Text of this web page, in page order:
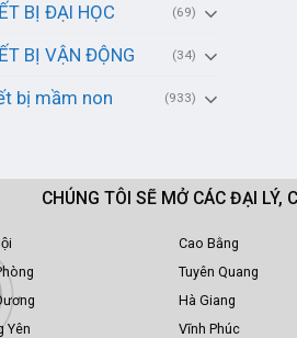
BỊ ĐẠI HỌC (69)
BỊ VẬN ĐỘNG (34)
bị mầm non (933)
CHÚNG TÔI SẼ MỞ CÁC ĐẠI LÝ,
Yên
Cao Bằng
Tuyên Quang
Hà Giang
Vĩnh Phúc